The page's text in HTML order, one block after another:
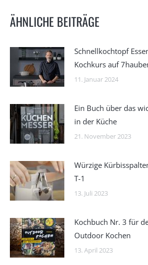
ÄHNLICHE BEITRÄGE
Schnellkochtopf
Kochkurs auf
11. Januar 2024
Ein Buch über das
in der Küche
21. November 2023
Würzige
T-1
13. Juli 2023
Kochbuch Nr. 3 für
Outdoor Kochen
13. April 2023